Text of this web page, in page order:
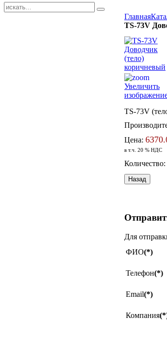
Главная
TS-73V
Увеличить
TS-73V
Цена:
в т.ч. 20 % НДС
Количество:
Для
ФИО(*)
Телефон(*)
Email(*)
Компания